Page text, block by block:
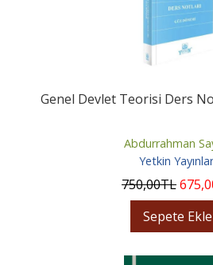
Genel Devlet Teorisi Ders
Abdurrahman
Yetkin
750,00TL675
Sepete Ekle